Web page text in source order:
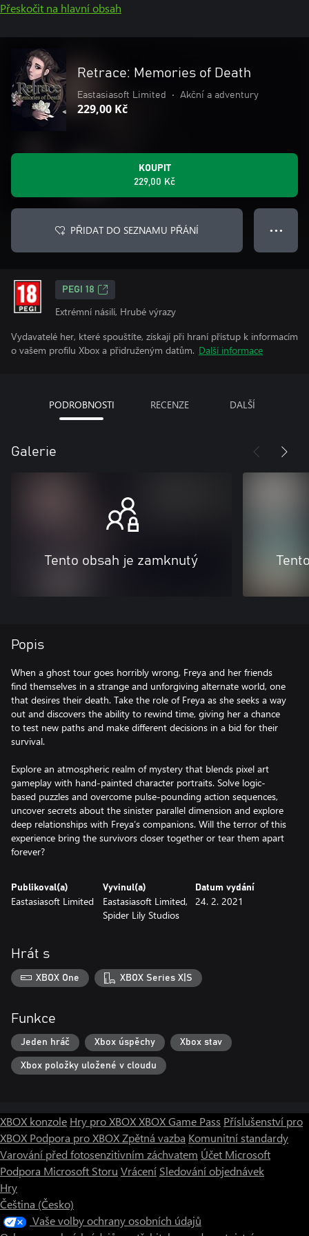
Přeskočit na hlavní obsah
Retrace: Memories of Death
Eastasiasoft Limited • Akční a adventury
229,00 Kč
KOUPIT
229,00 Kč
PŘIDAT DO SEZNAMU PŘÁNÍ ● ● ●
PEGI 18
Extrémní násilí, Hrubé výrazy
Vydavatelé her, které spouštíte, získají při hraní přístup k informacím
o vašem profilu Xbox a přidruženým datům. Další informace
PODROBNOSTI RECENZE DALŠÍ
Galerie
Tento obsah je zamknutý
Popis
When a ghost tour goes horribly wrong, Freya and her friends
find themselves in a strange and unforgiving alternate world, one
that desires their death. Take the role of Freya as she seeks a way
out and discovers the ability to rewind time, giving her a chance
to test new paths and make different decisions in a bid for their
survival.
Explore an atmospheric realm of mystery that blends pixel art
gameplay with hand-painted character portraits. Solve logic-
based puzzles and overcome pulse-pounding action sequences,
uncover secrets about the sinister parallel dimension and explore
deep relationships with Freya’s companions. Will the terror of this
experience bring the survivors closer together or tear them apart
forever?
Publikoval(a)
Eastasiasoft Limited
Vyvinul(a)
Eastasiasoft Limited,
Spider Lily Studios
Datum vydání
24. 2. 2021
Hrát s
XBOX One XBOX Series X|S
Funkce
Jeden hráč Xbox úspěchy Xbox stav
Xbox položky uložené v cloudu
XBOX konzole Hry pro XBOXXBOX Game Pass Příslušenství pro
XBOX Podpora pro XBOXZpětná vazba Komunitní standardy
Varování před fotosenzitivním záchvatem Účet Microsoft
Podpora Microsoft Storu Vrácení Sledování objednávek
Hry
Čeština (Česko)
Vaše volby ochrany osobních údajů